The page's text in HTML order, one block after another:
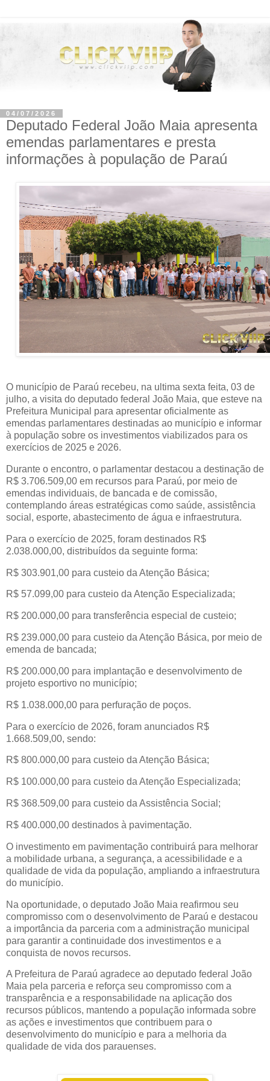
04/07/2026
Deputado Federal João Maia apresenta
emendas parlamentares e presta
informações à população de Paraú
O município de Paraú recebeu, na ultima sexta feita, 03 de
julho, a visita do deputado federal João Maia, que esteve na
Prefeitura Municipal para apresentar oficialmente as
emendas parlamentares destinadas ao município e informar
à população sobre os investimentos viabilizados para os
exercícios de 2025 e 2026.
Durante o encontro, o parlamentar destacou a destinação de
R$ 3.706.509,00 em recursos para Paraú, por meio de
emendas individuais, de bancada e de comissão,
contemplando áreas estratégicas como saúde, assistência
social, esporte, abastecimento de água e infraestrutura.
Para o exercício de 2025, foram destinados R$
2.038.000,00, distribuídos da seguinte forma:
R$ 303.901,00 para custeio da Atenção Básica;
R$ 57.099,00 para custeio da Atenção Especializada;
R$ 200.000,00 para transferência especial de custeio;
R$ 239.000,00 para custeio da Atenção Básica, por meio de
emenda de bancada;
R$ 200.000,00 para implantação e desenvolvimento de
projeto esportivo no município;
R$ 1.038.000,00 para perfuração de poços.
Para o exercício de 2026, foram anunciados R$
1.668.509,00, sendo:
R$ 800.000,00 para custeio da Atenção Básica;
R$ 100.000,00 para custeio da Atenção Especializada;
R$ 368.509,00 para custeio da Assistência Social;
R$ 400.000,00 destinados à pavimentação.
O investimento em pavimentação contribuirá para melhorar
a mobilidade urbana, a segurança, a acessibilidade e a
qualidade de vida da população, ampliando a infraestrutura
do município.
Na oportunidade, o deputado João Maia reafirmou seu
compromisso com o desenvolvimento de Paraú e destacou
a importância da parceria com a administração municipal
para garantir a continuidade dos investimentos e a
conquista de novos recursos.
A Prefeitura de Paraú agradece ao deputado federal João
Maia pela parceria e reforça seu compromisso com a
transparência e a responsabilidade na aplicação dos
recursos públicos, mantendo a população informada sobre
as ações e investimentos que contribuem para o
desenvolvimento do município e para a melhoria da
qualidade de vida dos parauenses.